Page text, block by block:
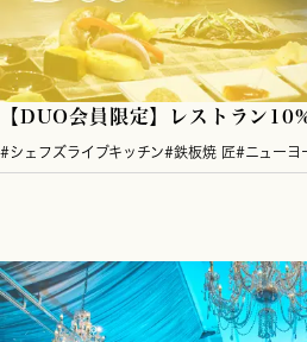
【DUO会員限定】レストラン
#シェフズライブキッチン#鉄板焼 匠#ニューヨ